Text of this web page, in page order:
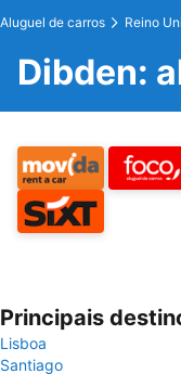
Aluguel de carros Reino
Dibden:
Principais
Lisboa
Santiago